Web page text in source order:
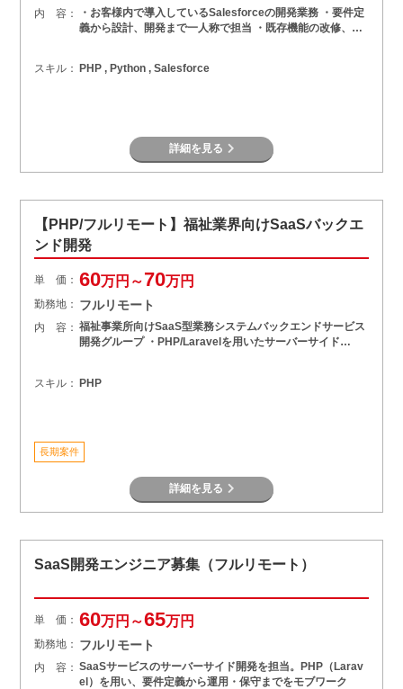
内 容：
・お客様内で導入しているSalesforceの開発業務 ・要件定
義から設計、開発まで一人称で担当 ・既存機能の改修、…
スキル： PHP , Python , Salesforce
詳細を見る
【PHP/フルリモート】福祉業界向けSaaSバックエ
ンド開発
単 価： 60万円～70万円
勤務地： フルリモート
内 容： 福祉事業所向けSaaS型業務システムバックエンドサービス
開発グループ ・PHP/Laravelを用いたサーバーサイド…
スキル： PHP
長期案件
詳細を見る
SaaS開発エンジニア募集（フルリモート）
単 価： 60万円～65万円
勤務地： フルリモート
内 容： SaaSサービスのサーバーサイド開発を担当。PHP（Larav
el）を用い、要件定義から運用・保守までをモブワーク